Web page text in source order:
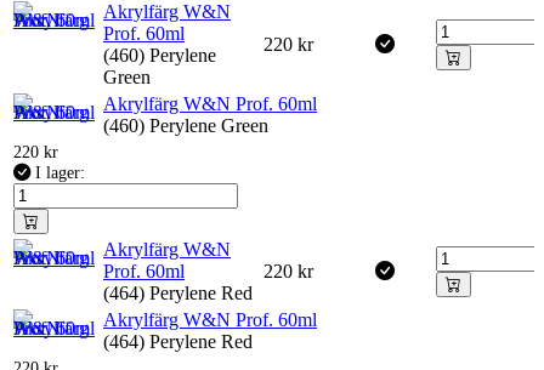
Akrylfärg W&N
Prof. 60ml
(460) Perylene
Green
220 kr
Akrylfärg W&N Prof. 60ml
(460) Perylene Green
220 kr
I lager:
Akrylfärg W&N
Prof. 60ml
(464) Perylene Red
220 kr
Akrylfärg W&N Prof. 60ml
(464) Perylene Red